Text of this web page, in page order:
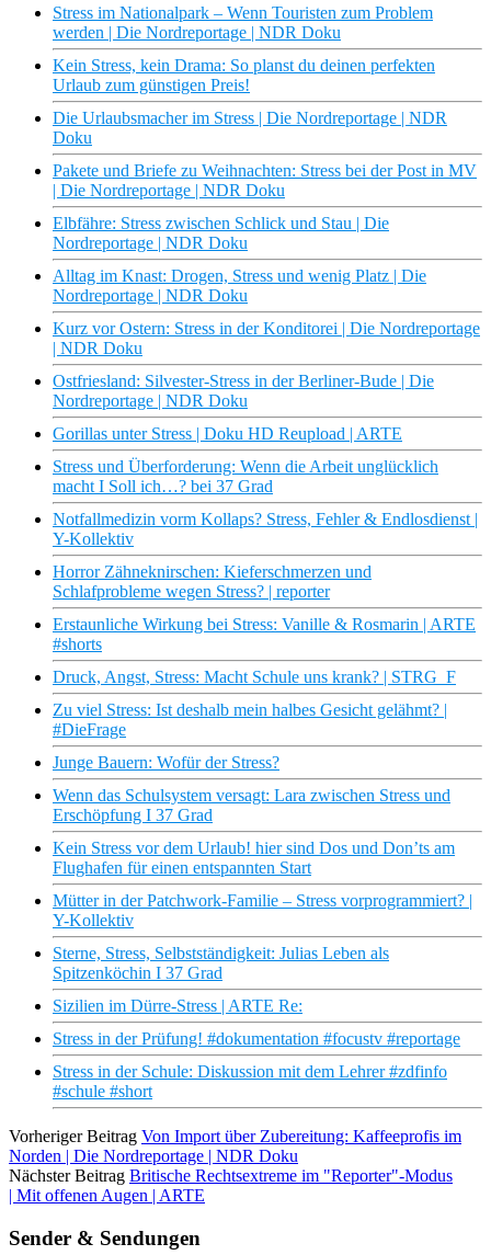
Stress im Nationalpark – Wenn Touristen zum Problem
werden | Die Nordreportage | NDR Doku
Kein Stress, kein Drama: So planst du deinen perfekten
Urlaub zum günstigen Preis!
Die Urlaubsmacher im Stress | Die Nordreportage | NDR
Doku
Pakete und Briefe zu Weihnachten: Stress bei der Post in MV
| Die Nordreportage | NDR Doku
Elbfähre: Stress zwischen Schlick und Stau | Die
Nordreportage | NDR Doku
Alltag im Knast: Drogen, Stress und wenig Platz | Die
Nordreportage | NDR Doku
Kurz vor Ostern: Stress in der Konditorei | Die Nordreportage
| NDR Doku
Ostfriesland: Silvester-Stress in der Berliner-Bude | Die
Nordreportage | NDR Doku
Gorillas unter Stress | Doku HD Reupload | ARTE
Stress und Überforderung: Wenn die Arbeit unglücklich
macht I Soll ich…? bei 37 Grad
Notfallmedizin vorm Kollaps? Stress, Fehler & Endlosdienst |
Y-Kollektiv
Horror Zähneknirschen: Kieferschmerzen und
Schlafprobleme wegen Stress? | reporter
Erstaunliche Wirkung bei Stress: Vanille & Rosmarin | ARTE
#shorts
Druck, Angst, Stress: Macht Schule uns krank? | STRG_F
Zu viel Stress: Ist deshalb mein halbes Gesicht gelähmt? |
#DieFrage
Junge Bauern: Wofür der Stress?
Wenn das Schulsystem versagt: Lara zwischen Stress und
Erschöpfung I 37 Grad
Kein Stress vor dem Urlaub! hier sind Dos und Don’ts am
Flughafen für einen entspannten Start
Mütter in der Patchwork-Familie – Stress vorprogrammiert? |
Y-Kollektiv
Sterne, Stress, Selbstständigkeit: Julias Leben als
Spitzenköchin I 37 Grad
Sizilien im Dürre-Stress | ARTE Re:
Stress in der Prüfung! #dokumentation #focustv #reportage
Stress in der Schule: Diskussion mit dem Lehrer #zdfinfo
#schule #short
Vorheriger Beitrag Von Import über Zubereitung: Kaffeeprofis im
Norden | Die Nordreportage | NDR Doku
Nächster Beitrag Britische Rechtsextreme im "Reporter"-Modus
| Mit offenen Augen | ARTE
Sender & Sendungen